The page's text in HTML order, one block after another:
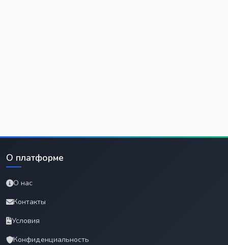
О платформе
О нас
Контакты
Условия
Конфиденциальность